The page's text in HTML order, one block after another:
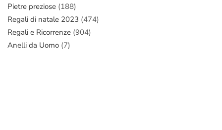
Pietre preziose (188)
Regali di natale 2023 (474)
Regali e Ricorrenze (904)
Anelli da Uomo (7)